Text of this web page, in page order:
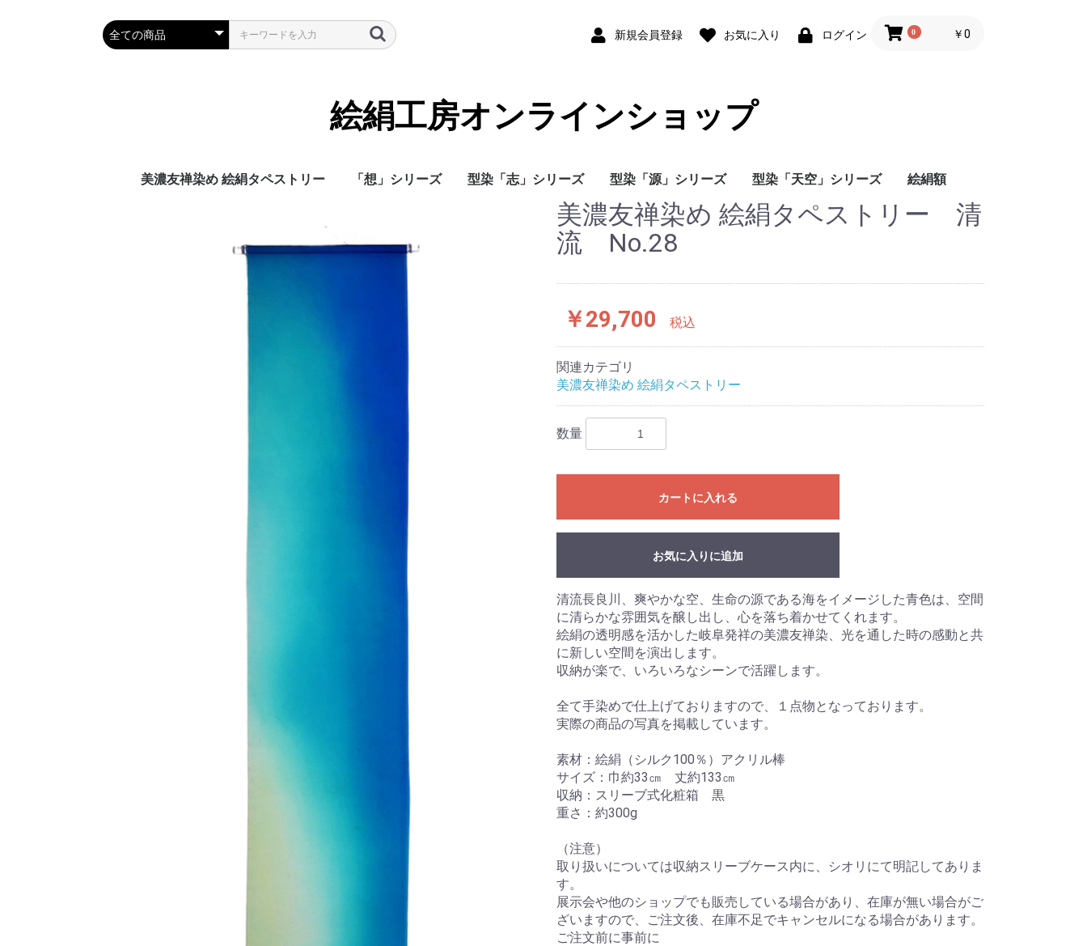
新規会員登録 お気に入り ログイン 0 ￥0
絵絹工房オンラインショップ
美濃友禅染め 絵絹タペストリー 「想」シリーズ 型染「志」シリーズ 型染「源」シリーズ 型染「天空」シリーズ 絵絹額
美濃友禅染め 絵絹タペストリー 清
流 No.28
￥29,700 税込
関連カテゴリ
美濃友禅染め 絵絹タペストリー
数量
カートに入れる
お気に入りに追加
清流長良川、爽やかな空、生命の源である海をイメージした青色は、空間
に清らかな雰囲気を醸し出し、心を落ち着かせてくれます。
絵絹の透明感を活かした岐阜発祥の美濃友禅染、光を通した時の感動と共
に新しい空間を演出します。
収納が楽で、いろいろなシーンで活躍します。
全て手染めで仕上げておりますので、１点物となっております。
実際の商品の写真を掲載しています。
素材：絵絹（シルク100％）アクリル棒
サイズ：巾約33㎝ 丈約133㎝
収納：スリーブ式化粧箱 黒
重さ：約300g
（注意）
取り扱いについては収納スリーブケース内に、シオリにて明記してありま
す。
展示会や他のショップでも販売している場合があり、在庫が無い場合がご
ざいますので、ご注文後、在庫不足でキャンセルになる場合があります。
ご注文前に事前に